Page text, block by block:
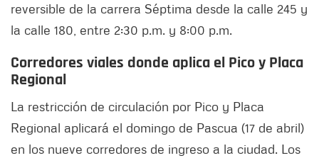
reversible de la carrera Séptima desde la calle 245 y
la calle 180, entre 2:30 p.m. y 8:00 p.m.
Corredores viales donde aplica el Pico y Placa
Regional
La restricción de circulación por Pico y Placa
Regional aplicará el domingo de Pascua (17 de abril)
en los nueve corredores de ingreso a la ciudad. Los